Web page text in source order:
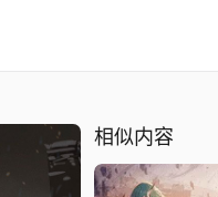
相似内容